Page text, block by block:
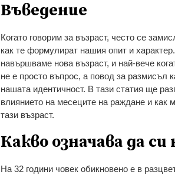
Въведение
Когато говорим за възраст, често се
как те формулират нашия опит и
навършваме нова възраст, и най-вече
не е просто въпрос, а повод за размисъл
нашата идентичност. В тази статия ще
влиянието на месеците на раждане и как
тази възраст.
Какво означава да си
На 32 години човек обикновено е в